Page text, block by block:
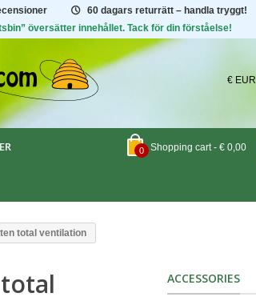
60 dagars returrätt – handla tryggt!
översätter innehållet. Tack för din förståelse!
€ EUR
0 Shopping cart - € 0,00
total ventilation
ACCESSORIES